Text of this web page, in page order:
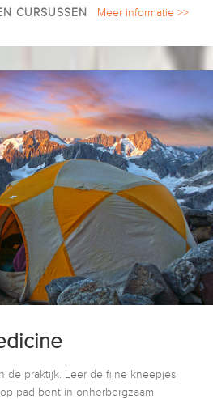
CURSUSSEN Meer informatie >>
de praktijk. Leer de fijne kneepjes
pad bent in onherbergzaam